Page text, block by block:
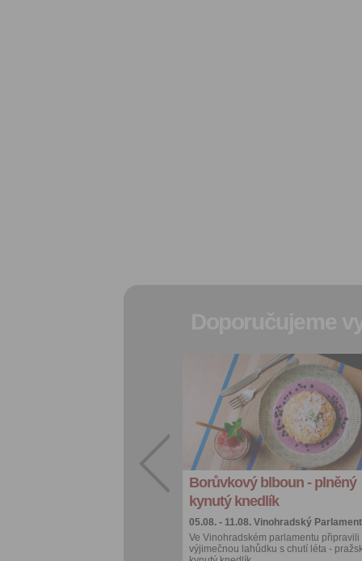
Borůvkový blboun - plněný
kynutý knedlík
05.08. - 11.08. Vinohradský Parlament
Ve Vinohradském parlamentu připravili
výjimečnou lahůdku s chutí léta -
Přidat do
oblíbených
Sdílet:
Facebook
export do
kalendáře
Více výhod pro
přihlášené